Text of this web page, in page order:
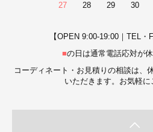
27 28 29 30
【OPEN 9:00-19:00｜TEL・
■の日は通常電話応対が休
コーディネート・お見積りの相談は、
いただきます。お気軽に